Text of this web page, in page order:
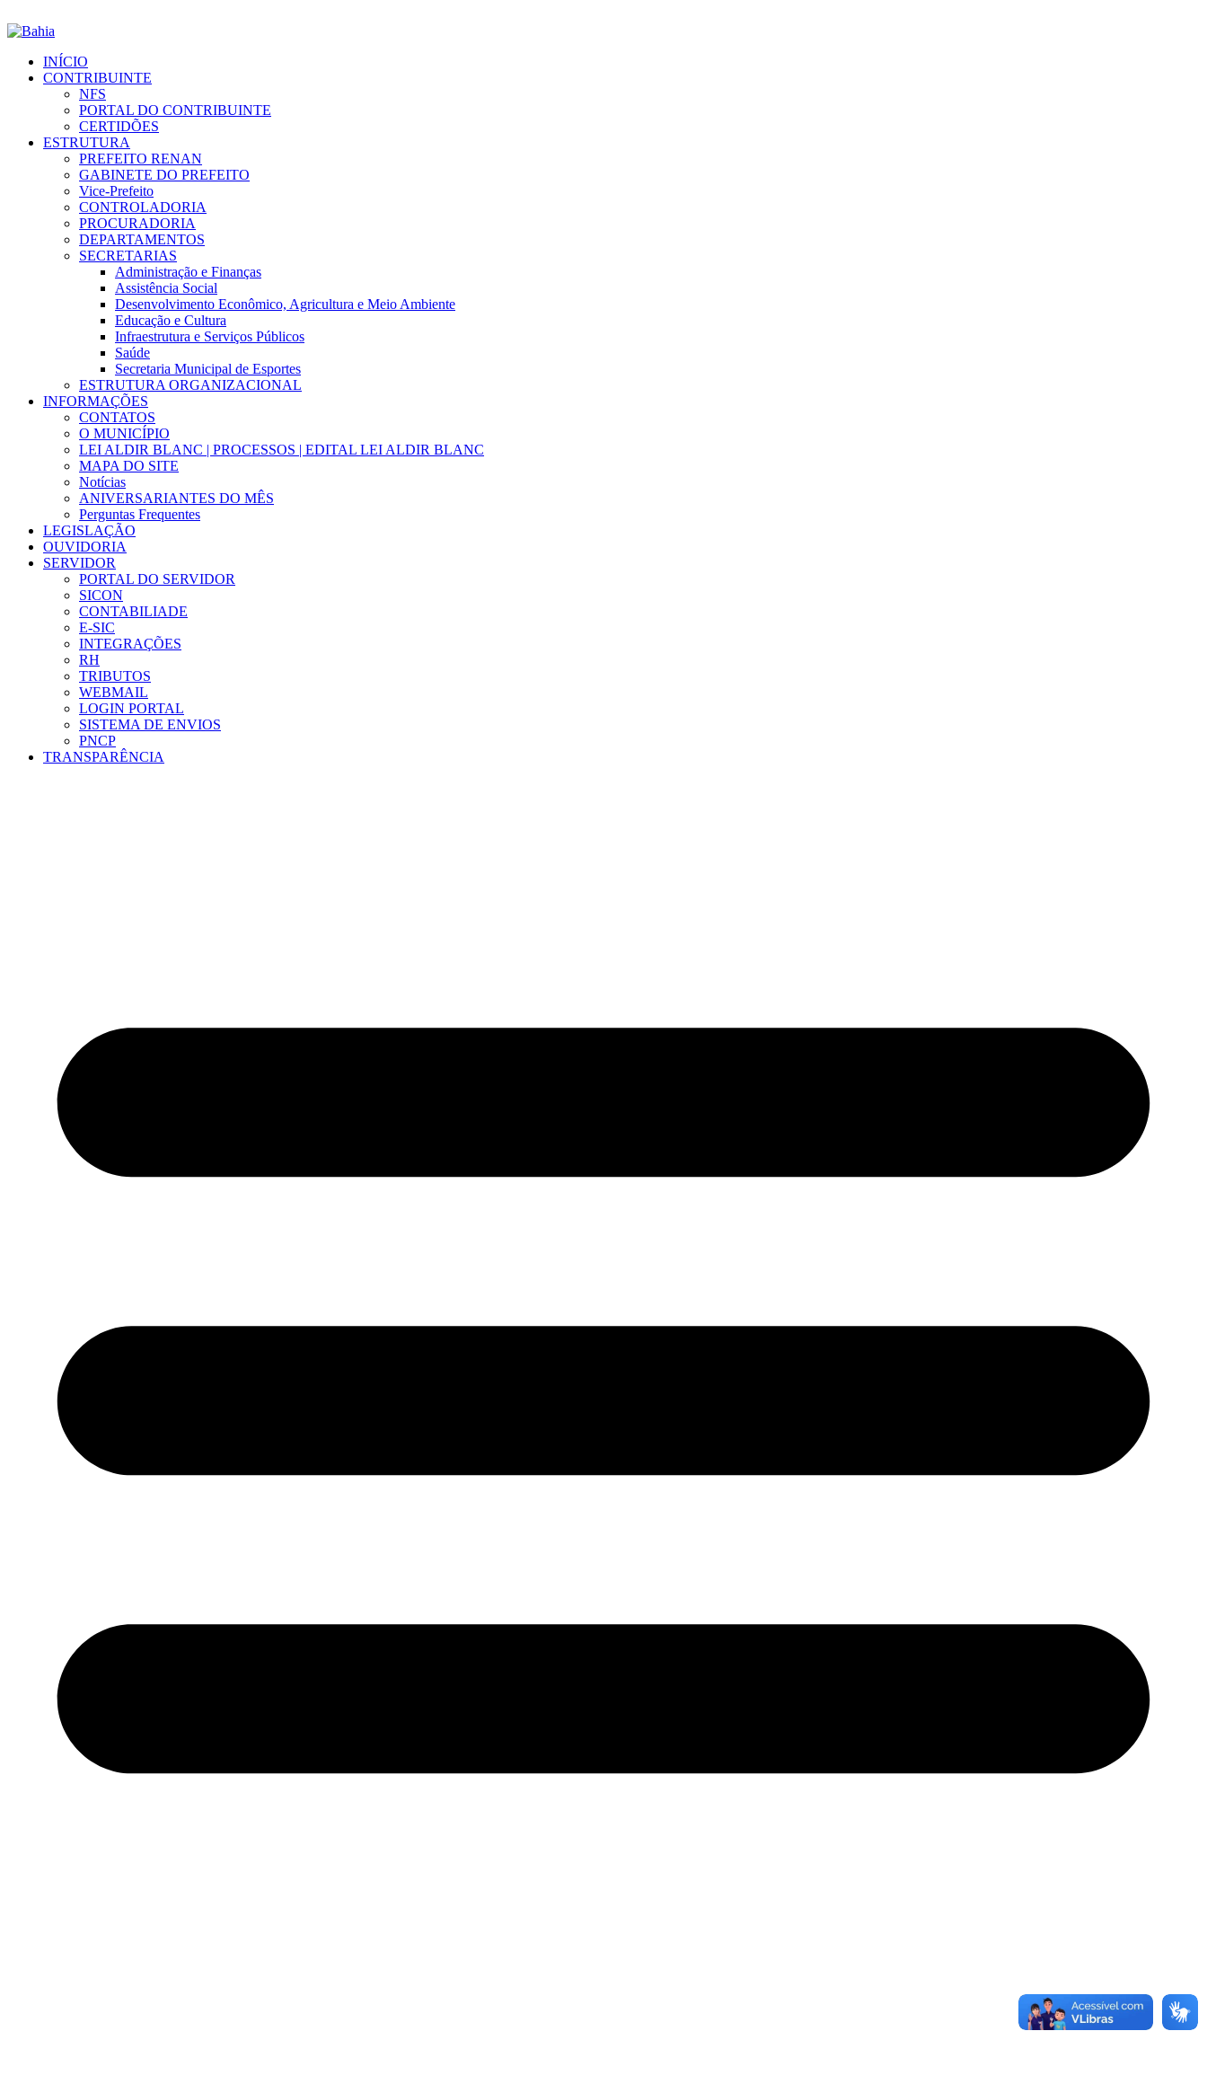
INÍCIO
CONTRIBUINTE
NFS
PORTAL DO CONTRIBUINTE
CERTIDÕES
ESTRUTURA
PREFEITO RENAN
GABINETE DO PREFEITO
Vice-Prefeito
CONTROLADORIA
PROCURADORIA
DEPARTAMENTOS
SECRETARIAS
Administração e Finanças
Assistência Social
Desenvolvimento Econômico, Agricultura e Meio Ambiente
Educação e Cultura
Infraestrutura e Serviços Públicos
Saúde
Secretaria Municipal de Esportes
ESTRUTURA ORGANIZACIONAL
INFORMAÇÕES
CONTATOS
O MUNICÍPIO
LEI ALDIR BLANC | PROCESSOS | EDITAL LEI ALDIR BLANC
MAPA DO SITE
Notícias
ANIVERSARIANTES DO MÊS
Perguntas Frequentes
LEGISLAÇÃO
OUVIDORIA
SERVIDOR
PORTAL DO SERVIDOR
SICON
CONTABILIADE
E-SIC
INTEGRAÇÕES
RH
TRIBUTOS
WEBMAIL
LOGIN PORTAL
SISTEMA DE ENVIOS
PNCP
TRANSPARÊNCIA